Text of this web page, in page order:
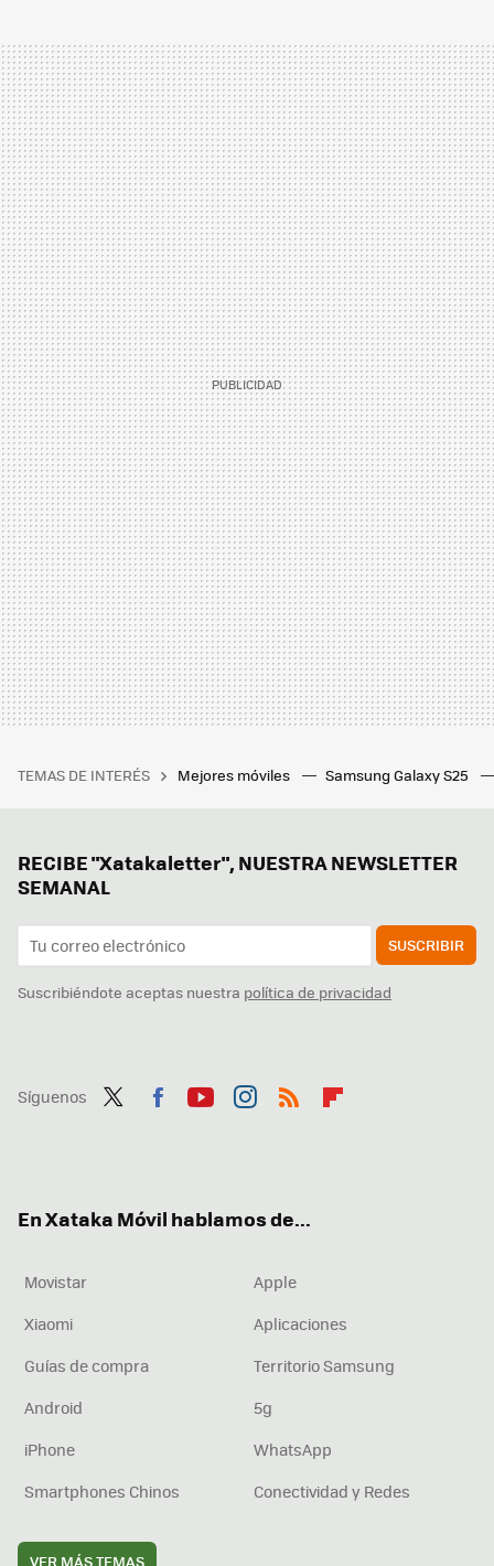
TEMAS DE INTERÉS Mejores móviles Samsung Galaxy S25
RECIBE "Xatakaletter", NUESTRA NEWSLETTER
SEMANAL
SUSCRIBIR
Suscribiéndote aceptas nuestra política de privacidad
Síguenos
En Xataka Móvil hablamos de...
Movistar
Apple
Xiaomi
Aplicaciones
Guías de compra
Territorio Samsung
Android
5g
iPhone
WhatsApp
Smartphones Chinos
Conectividad y Redes
VER MÁS TEMAS